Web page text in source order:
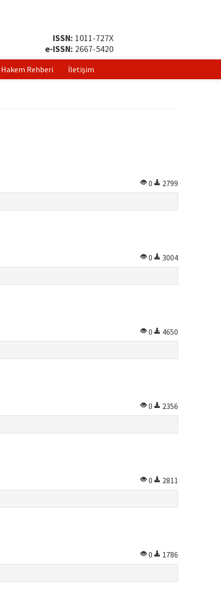
ISSN: 1011-727X
e-ISSN: 2667-5420
Hakem Rehberi İletişim
0
2799
0
3004
0
4650
0
2356
0
2811
0
1786